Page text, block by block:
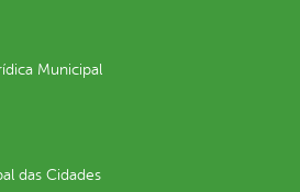
Municipal
das Cidades